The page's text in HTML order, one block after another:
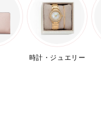
時計・ジュエリー